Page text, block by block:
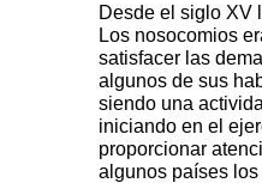
Desde el siglo XV
Los nosocomios
satisfacer las
algunos de sus
siendo una
iniciando en el
proporcionar
algunos países los